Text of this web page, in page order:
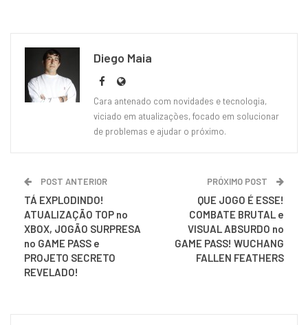
Diego Maia
Cara antenado com novidades e tecnologia,
viciado em atualizações, focado em solucionar
de problemas e ajudar o próximo.
POST ANTERIOR
TÁ EXPLODINDO!
ATUALIZAÇÃO TOP no
XBOX, JOGÃO SURPRESA
no GAME PASS e
PROJETO SECRETO
REVELADO!
PRÓXIMO POST
QUE JOGO É ESSE!
COMBATE BRUTAL e
VISUAL ABSURDO no
GAME PASS! WUCHANG
FALLEN FEATHERS